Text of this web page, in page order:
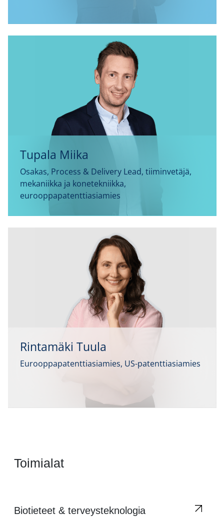
Tupala Miika
Osakas, Process & Delivery Lead, tiiminvetäjä,
mekaniikka ja konetekniikka,
eurooppapatenttiasiamies
Rintamäki Tuula
Eurooppapatenttiasiamies, US-patenttiasiamies
Toimialat
Biotieteet & terveysteknologia